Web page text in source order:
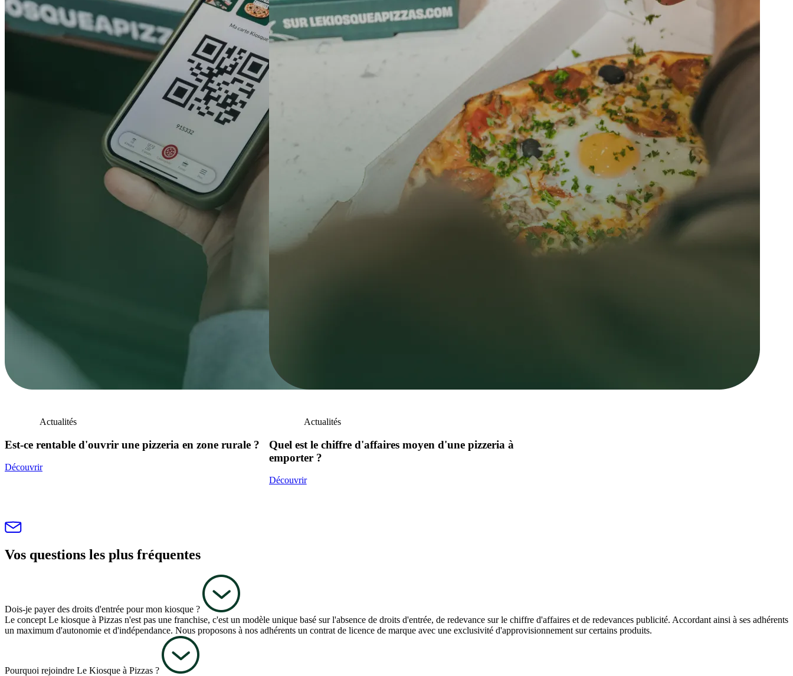
Actualités
Est-ce rentable d'ouvrir une pizzeria en zone rurale ?
Découvrir
Actualités
Quel est le chiffre d'affaires moyen d'une pizzeria à
emporter ?
Découvrir
Vos questions les plus fréquentes
Dois-je payer des droits d'entrée pour mon kiosque ?
Le concept Le kiosque à Pizzas n'est pas une franchise, c'est un modèle unique basé sur l'absence de droits d'entrée, de redevance sur le chiffre d'affaires et de redevances publicité. Accordant ainsi à ses adhérents
un maximum d'autonomie et d'indépendance. Nous proposons à nos adhérents un contrat de licence de marque avec une exclusivité d'approvisionnement sur certains produits.
Pourquoi rejoindre Le Kiosque à Pizzas ?